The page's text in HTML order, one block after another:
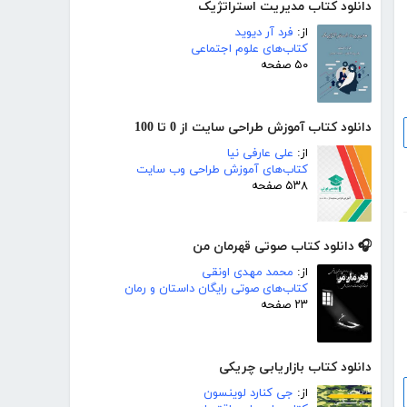
دانلود کتاب مدیریت استراتژیک
از: فرد آر دیوید
کتاب‌های علوم اجتماعی
۵۰ صفحه
دانلود کتاب آموزش طراحی سایت از 0 تا 100
از: علی عارفی نیا
کتاب‌های آموزش طراحی وب سایت
۵۳۸ صفحه
🎧 دانلود کتاب صوتی قهرمان من
از: محمد مهدی اونقی
کتاب‌های صوتی رایگان داستان و رمان
۲۳ صفحه
دانلود کتاب بازاریابی چریکی
از: جی کنارد لوینسون